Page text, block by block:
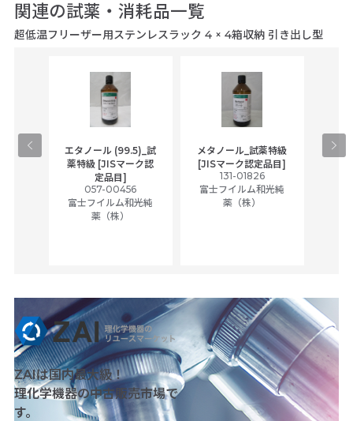
関連の試薬・消耗品一覧
超低温フリーザー用ステンレスラック 4 × 4箱収納 引き出し型
エタノール (99.5)_試
薬特級 [JISマーク認
定品目]
057-00456
富士フイルム和光純
薬（株）
メタノール_試薬特級
[JISマーク認定品目]
131-01826
富士フイルム和光純
薬（株）
ア
ZAIは国内最大級！
理化学機器の中古販売市場で
す。